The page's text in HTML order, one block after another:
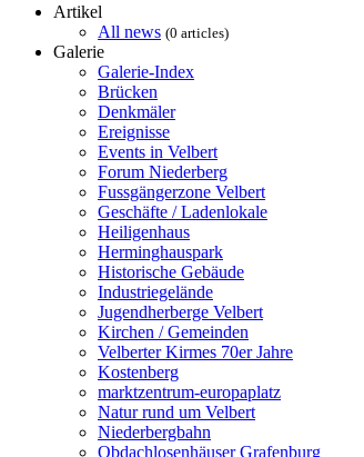
Artikel
All news (0 articles)
Galerie
Galerie-Index
Brücken
Denkmäler
Ereignisse
Events in Velbert
Forum Niederberg
Fussgängerzone Velbert
Geschäfte / Ladenlokale
Heiligenhaus
Herminghauspark
Historische Gebäude
Industriegelände
Jugendherberge Velbert
Kirchen / Gemeinden
Velberter Kirmes 70er Jahre
Kostenberg
marktzentrum-europaplatz
Natur rund um Velbert
Niederbergbahn
Obdachlosenhäuser Grafenburg